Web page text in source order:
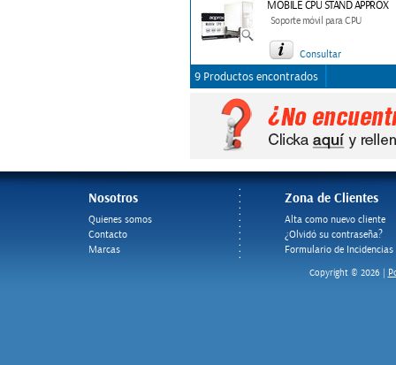
MOBILE CPU STAND APPROX
Soporte móvil para CPU
Consultar
9 Productos encontrados
Nosotros
Quienes somos
Contacto
Marcas
Zona de Clientes
Alta como nuevo cliente
¿Olvidó su contraseña?
Formulario de Incidencias
Copyright © 2026 |